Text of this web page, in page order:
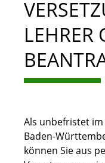
LEHRER
Als unbefristet im
Baden-
können Sie aus